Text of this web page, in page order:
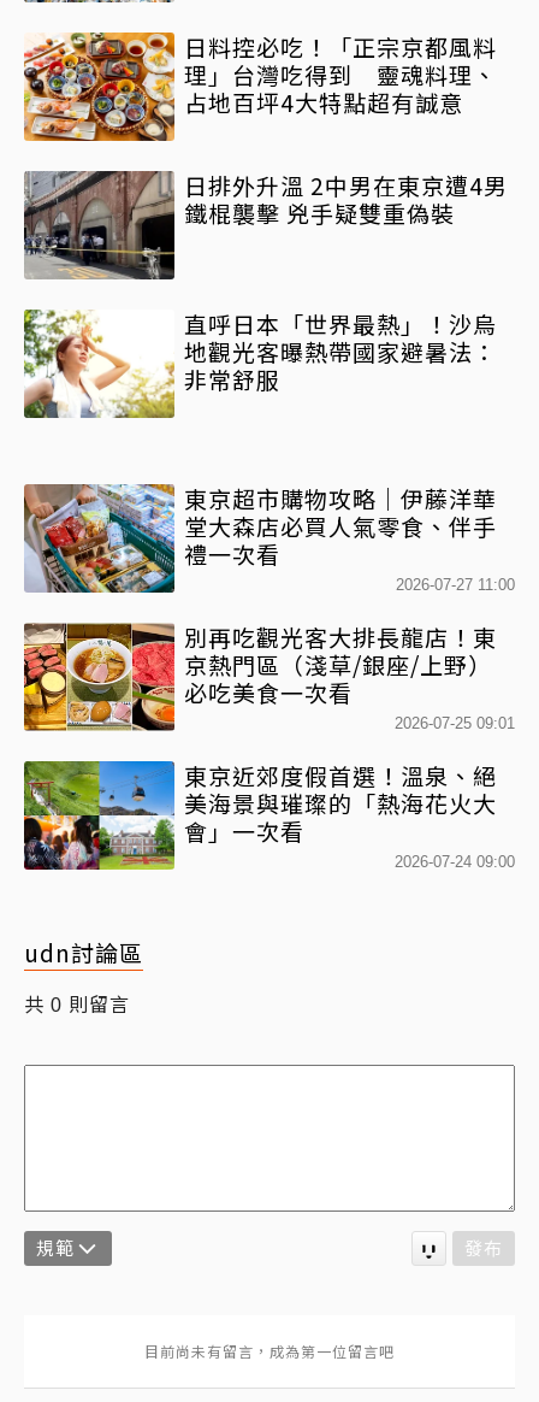
日料控必吃！「正宗京都風料
理」台灣吃得到 靈魂料理、
占地百坪4大特點超有誠意
日排外升溫 2中男在東京遭4男
鐵棍襲擊 兇手疑雙重偽裝
直呼日本「世界最熱」！沙烏
地觀光客曝熱帶國家避暑法：
非常舒服
東京超市購物攻略｜伊藤洋華
堂大森店必買人氣零食、伴手
禮一次看
2026-07-27 11:00
別再吃觀光客大排長龍店！東
京熱門區（淺草/銀座/上野）
必吃美食一次看
2026-07-25 09:01
東京近郊度假首選！溫泉、絕
美海景與璀璨的「熱海花火大
會」一次看
2026-07-24 09:00
udn討論區
共 0 則留言
規範 發布